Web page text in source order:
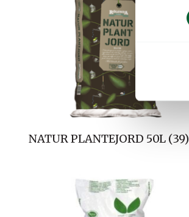
k
v
a
g
NATUR PLANTEJORD 50L (39)